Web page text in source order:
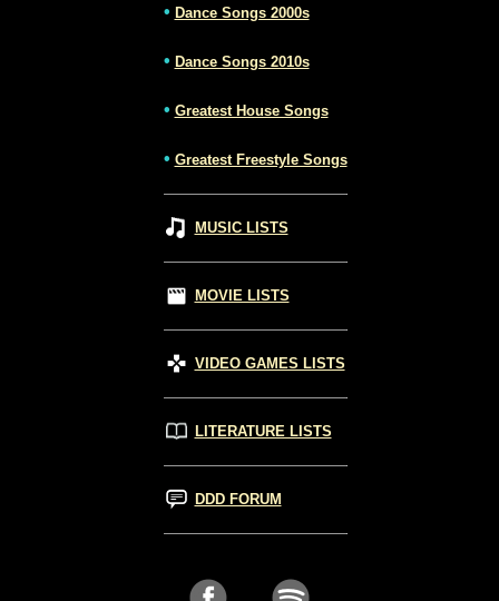
• Dance Songs 2000s
• Dance Songs 2010s
• Greatest House Songs
• Greatest Freestyle Songs
MUSIC LISTS
MOVIE LISTS
VIDEO GAMES LISTS
LITERATURE LISTS
DDD FORUM